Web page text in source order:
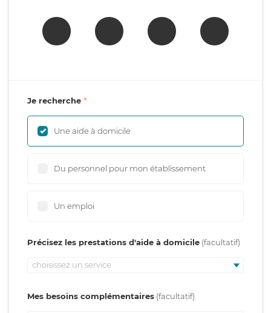
Je recherche
Une aide à domicile
Du personnel pour mon établissement
Un emploi
Précisez les prestations d'aide à domicile
choisissez un service
Mes besoins complémentaires